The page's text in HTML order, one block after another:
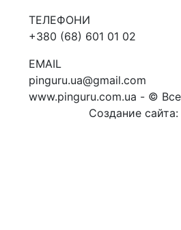
ТЕЛЕФОНИ
+380 (68) 601 01 02
EMAIL
pinguru.ua@gmail.com
www.pinguru.com.ua - ©
Создание сайта: